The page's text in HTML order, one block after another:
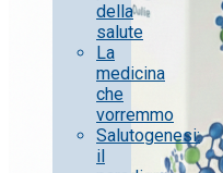
della
salute
La
medicina
che
vorremmo
Salutogenesi:
il